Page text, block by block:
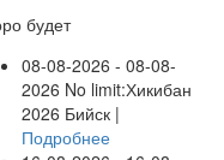
будет
08-08-2026 - 08-08-
2026 No limit:Хикибан
2026 Бийск |
Подробнее